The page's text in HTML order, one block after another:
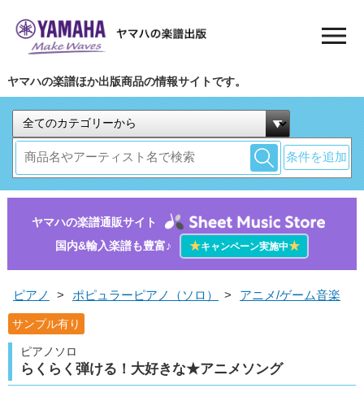
ヤマハの楽譜ほか出版商品の情報サイトです。
条件を追加
ヤマハの楽譜通販サイト
国内&輸入楽譜も豊富♪
★キャンペーン実施中★
ピアノ > ポピュラーピアノ（ソロ） > アニメ/ゲーム音楽
サンプル有り
ピアノソロ
らくらく弾ける！大好きな★アニメソング